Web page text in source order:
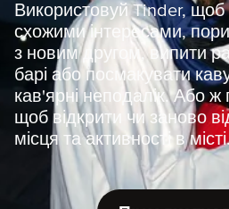
i
n
d
e
r
Використовуй Tinder, щоб
схожими інтересами,
з новим другом, випити
барі або посмакувати
кав'ярні неподалік. Або ж
щоб відкрити чи заново
місця та активності в